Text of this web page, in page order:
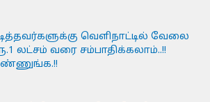
வெளிநாட்டில் வேலை
லட்சம் வரை சம்பாதிக்கலாம்..!!